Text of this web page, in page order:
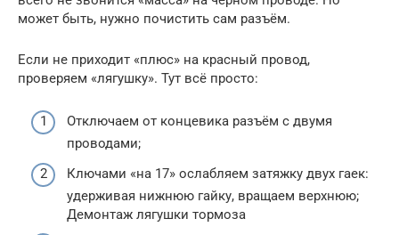
может быть, нужно почистить сам разъём.
Если не приходит «плюс» на красный провод,
проверяем «лягушку». Тут всё просто:
Отключаем от концевика разъём с двумя
проводами;
Ключами «на 17» ослабляем затяжку двух гаек:
удерживая нижнюю гайку, вращаем верхнюю;
Демонтаж лягушки тормоза